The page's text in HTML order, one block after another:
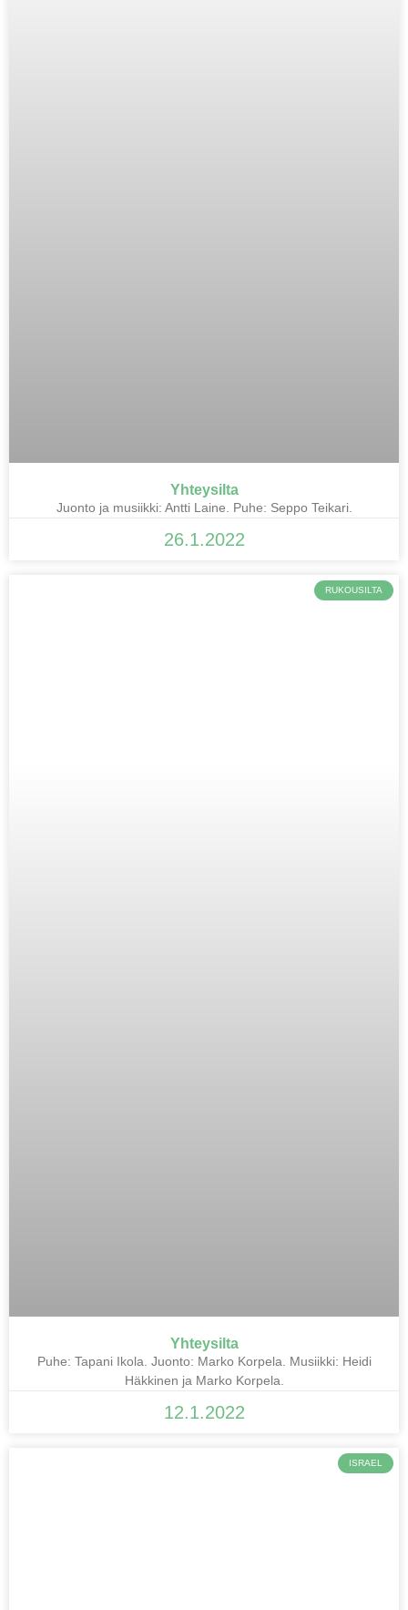
Yhteysilta
Juonto ja musiikki: Antti Laine. Puhe: Seppo Teikari.
26.1.2022
RUKOUSILTA
Yhteysilta
Puhe: Tapani Ikola. Juonto: Marko Korpela. Musiikki: Heidi
Häkkinen ja Marko Korpela.
12.1.2022
ISRAEL